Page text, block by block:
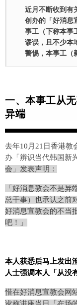
近月不断收到有
创办的「好消息
事工（下称本事
谬误，且不少本
警惕，本事工（
一、本事工从
异端
去年10月21日香港教
办「辨识当代韩国新
会」发表声明：
「好消息教会不是
总干事）也承认之
好消息宣教会的不当
吧！」
本人获悉后马上发出
人士强调本人「从没
惜在好消息宣教会网
讹称讲座当日「在场